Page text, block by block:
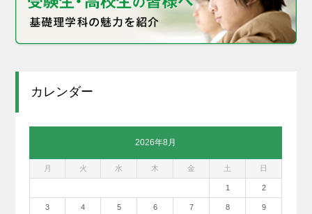
カレンダー
2026年8月
月 火 水 木 金 土 日
1 2
3 4 5 6 7 8 9